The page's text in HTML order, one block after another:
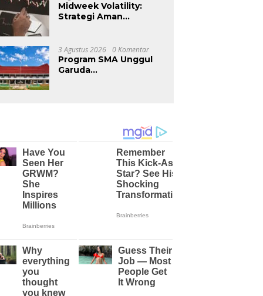
Midweek Volatility:
Strategi Aman
Tinggi
3 Agustus 2026 0 Komentar
Program SMA Unggul
Garuda